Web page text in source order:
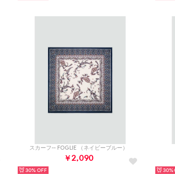
スカーフ-- FOGLIE （ネイビーブルー）
￥2,090
30% 30%